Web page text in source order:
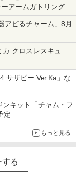
アームガトリングの
ット化！
アピるチャーム」8月
クロスレスキュ
サザビー Ver.Ka」な
ンキット「チャム・フ
定
もっと見る
る